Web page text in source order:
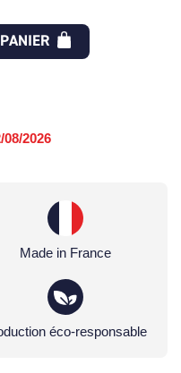
08/2026
Made in France
éco-responsable